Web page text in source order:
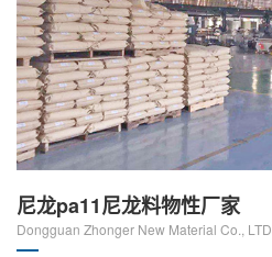
尼龙pa11尼龙料物性厂家
Dongguan Zhonger New Material Co., LTD